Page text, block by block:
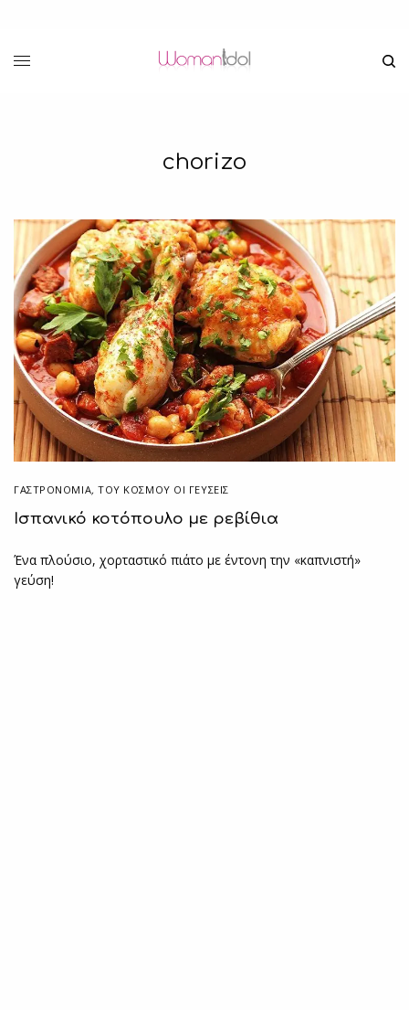
chorizo
ΓΑΣΤΡΟΝΟΜΙΑ,ΤΟΥ ΚΌΣΜΟΥ ΟΙ ΓΕΎΣΕΙΣ
Ισπανικό κοτόπουλο με ρεβίθια
Ένα πλούσιο, χορταστικό πιάτο με έντονη την «καπνιστή»
γεύση!